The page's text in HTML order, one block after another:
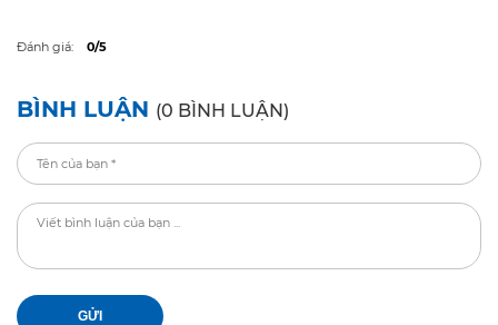
Đánh giá: 0/5
BÌNH LUẬN (0 BÌNH LUẬN)
GỬI